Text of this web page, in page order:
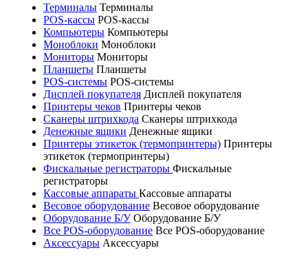
Терминалы Терминалы
POS-кассы POS-кассы
Компьютеры Компьютеры
Моноблоки Моноблоки
Мониторы Мониторы
Планшеты Планшеты
POS-системы POS-системы
Дисплей покупателя Дисплей покупателя
Принтеры чеков Принтеры чеков
Сканеры штрихкода Сканеры штрихкода
Денежные ящики Денежные ящики
Принтеры этикеток (термопринтеры) Принтеры
этикеток (термопринтеры)
Фискальные регистраторы Фискальные
регистраторы
Кассовые аппараты Кассовые аппараты
Весовое оборудование Весовое оборудование
Оборудование Б/У Оборудование Б/У
Все POS-оборудование Все POS-оборудование
Аксессуары Аксессуары